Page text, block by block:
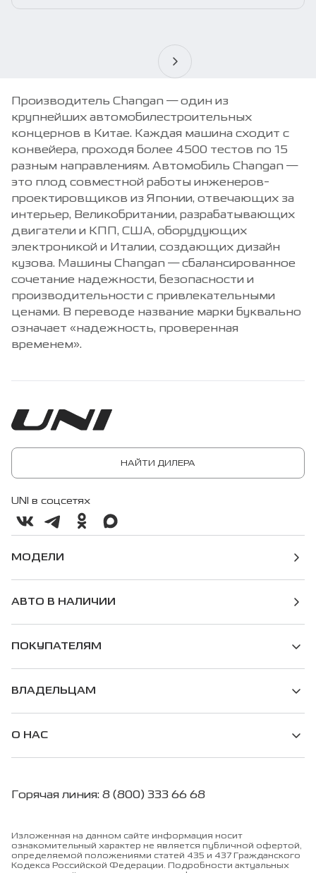
Производитель Changan — один из
крупнейших автомобилестроительных
концернов в Китае. Каждая машина сходит с
конвейера, проходя более 4500 тестов по 15
разным направлениям. Автомобиль Changan —
это плод совместной работы инженеров-
проектировщиков из Японии, отвечающих за
интерьер, Великобритании, разрабатывающих
двигатели и КПП, США, оборудующих
электроникой и Италии, создающих дизайн
кузова. Машины Changan — сбалансированное
сочетание надежности, безопасности и
производительности с привлекательными
ценами. В переводе название марки буквально
означает «надежность, проверенная
временем».
НАЙТИ ДИЛЕРА
UNI в соцсетях
МОДЕЛИ
АВТО В НАЛИЧИИ
ПОКУПАТЕЛЯМ
ВЛАДЕЛЬЦАМ
О НАС
Горячая линия: 8 (800) 333 66 68
Изложенная на данном сайте информация носит
ознакомительный характер не является публичной офертой,
определяемой положениями статей 435 и 437 Гражданского
Кодекса Российской Федерации. Подробности актуальных